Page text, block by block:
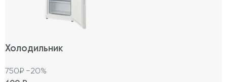
Холодильник
750₽ −20%